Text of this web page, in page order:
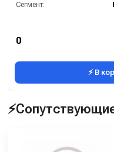
Сегмент:
0
⚡ В